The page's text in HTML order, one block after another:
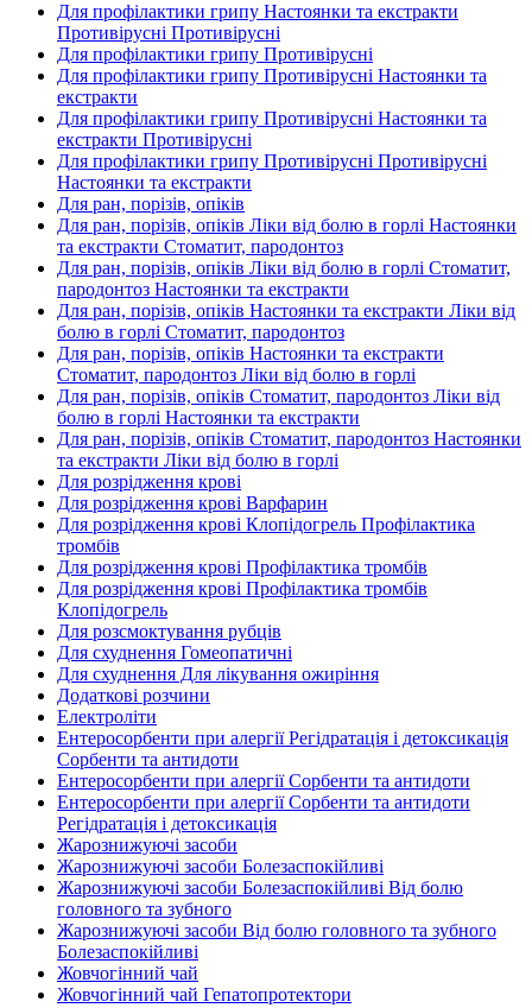
Для профілактики грипу Настоянки та екстракти
Противірусні Противірусні
Для профілактики грипу Противірусні
Для профілактики грипу Противірусні Настоянки та
екстракти
Для профілактики грипу Противірусні Настоянки та
екстракти Противірусні
Для профілактики грипу Противірусні Противірусні
Настоянки та екстракти
Для ран, порізів, опіків
Для ран, порізів, опіків Ліки від болю в горлі Настоянки
та екстракти Стоматит, пародонтоз
Для ран, порізів, опіків Ліки від болю в горлі Стоматит,
пародонтоз Настоянки та екстракти
Для ран, порізів, опіків Настоянки та екстракти Ліки від
болю в горлі Стоматит, пародонтоз
Для ран, порізів, опіків Настоянки та екстракти
Стоматит, пародонтоз Ліки від болю в горлі
Для ран, порізів, опіків Стоматит, пародонтоз Ліки від
болю в горлі Настоянки та екстракти
Для ран, порізів, опіків Стоматит, пародонтоз Настоянки
та екстракти Ліки від болю в горлі
Для розрідження крові
Для розрідження крові Варфарин
Для розрідження крові Клопідогрель Профілактика
тромбів
Для розрідження крові Профілактика тромбів
Для розрідження крові Профілактика тромбів
Клопідогрель
Для розсмоктування рубців
Для схуднення Гомеопатичні
Для схуднення Для лікування ожиріння
Додаткові розчини
Електроліти
Ентеросорбенти при алергії Регідратація і детоксикація
Сорбенти та антидоти
Ентеросорбенти при алергії Сорбенти та антидоти
Ентеросорбенти при алергії Сорбенти та антидоти
Регідратація і детоксикація
Жарознижуючі засоби
Жарознижуючі засоби Болезаспокійливі
Жарознижуючі засоби Болезаспокійливі Від болю
головного та зубного
Жарознижуючі засоби Від болю головного та зубного
Болезаспокійливі
Жовчогінний чай
Жовчогінний чай Гепатопротектори